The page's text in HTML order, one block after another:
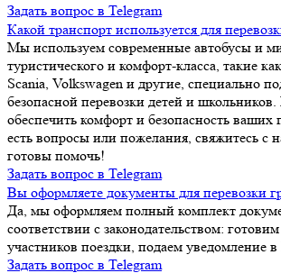
Задать вопрос в Telegram
Какой транспорт используется для
Мы используем современные автобусы и
туристического и комфорт-класса, такие
Scania, Volkswagen и другие, специально
безопасной перевозки детей и
обеспечить комфорт и безопасность ваших
есть вопросы или пожелания, свяжитесь с
готовы помочь!
Задать вопрос в Telegram
Вы оформляете документы для перевозки
Да, мы оформляем полный комплект
соответствии с законодательством:
участников поездки, подаем
Задать вопрос в Telegram